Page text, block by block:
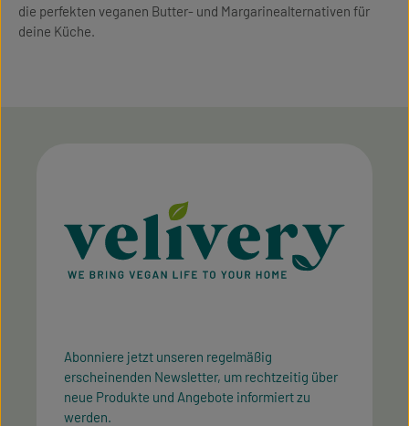
die perfekten veganen Butter- und Margarinealternativen für
deine Küche.
Abonniere jetzt unseren regelmäßig
erscheinenden Newsletter, um rechtzeitig über
neue Produkte und Angebote informiert zu
werden.